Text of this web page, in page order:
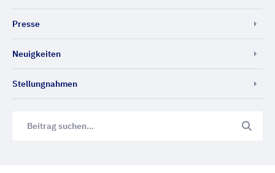
Presse
Neuigkeiten
Stellungnahmen